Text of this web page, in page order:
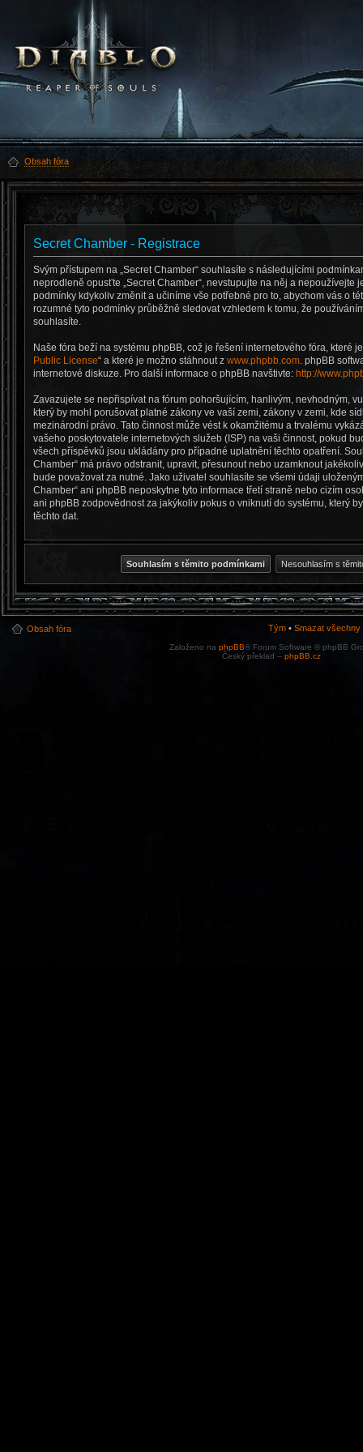
Obsah fóra
Secret Chamber - Registrace
Svým přístupem na „Secret Chamber“ souhlasíte s následujícími
neprodleně opusťte „Secret Chamber“, nevstupujte na něj a nepoužívejte
podmínky kdykoliv změnit a učiníme vše potřebné pro to, abychom vás o
rozumné tyto podmínky průběžně sledovat vzhledem k tomu, že
souhlasíte.
Naše fóra beží na systému phpBB, což je řešení internetového fóra, které
Public License“ a které je možno stáhnout z www.phpbb.com. phpBB
internetové diskuze. Pro další informace o phpBB navštivte: http://
Zavazujete se nepřispívat na fórum pohoršujícím, hanlivým, nevhodným,
který by mohl porušovat platné zákony ve vaší zemi, zákony v zemi, kde
mezinárodní právo. Tato činnost může vést k okamžitému a trvalému
vašeho poskytovatele internetových služeb (ISP) na vaši činnost, pokud
všech příspěvků jsou ukládány pro případné uplatnění těchto opatření.
Chamber“ má právo odstranit, upravit, přesunout nebo uzamknout
bude považovat za nutné. Jako uživatel souhlasíte se všemi údaji
Chamber“ ani phpBB neposkytne tyto informace třetí straně nebo cizím
ani phpBB zodpovědnost za jakýkoliv pokus o vniknutí do systému, který
těchto dat.
Obsah fóra Tým • Smazat
Založeno na phpBB® Forum Software © phpBB
Český překlad – phpBB.cz